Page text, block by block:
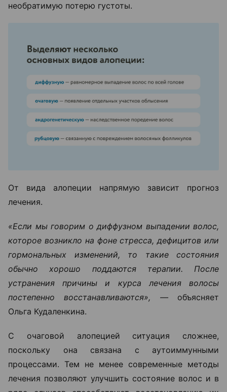
необратимую потерю густоты.
От вида алопеции напрямую зависит прогноз
лечения.
«Если мы говорим о диффузном выпадении волос,
которое возникло на фоне стресса, дефицитов или
гормональных изменений, то такие состояния
обычно хорошо поддаются терапии. После
устранения причины и курса лечения волосы
постепенно восстанавливаются», —объясняет
Ольга Кудаленкина.
С очаговой алопецией ситуация сложнее,
поскольку она связана с аутоиммунными
процессами. Тем не менее современные методы
лечения позволяют улучшить состояние волос и в